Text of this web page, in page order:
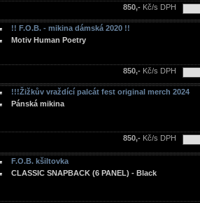
850,-Kč/s DPH
!! F.O.B. - mikina dámská 2020 !!
Motiv Human Poetry
850,-Kč/s DPH
!!!Žižkův vraždící palcát fest original merch 2024
Pánská mikina
850,-Kč/s DPH
F.O.B. kšiltovka
CLASSIC SNAPBACK (6 PANEL) - Black